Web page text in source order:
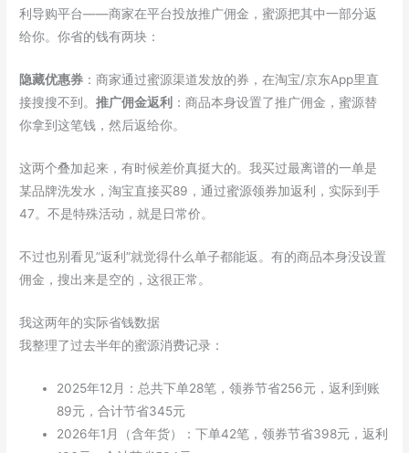
利导购平台——商家在平台投放推广佣金，蜜源把其中一部分返
给你。你省的钱有两块：
隐藏优惠券 ：商家通过蜜源渠道发放的券，在淘宝/京东App里直
接搜搜不到。推广佣金返利 ：商品本身设置了推广佣金，蜜源替
你拿到这笔钱，然后返给你。
这两个叠加起来，有时候差价真挺大的。我买过最离谱的一单是
某品牌洗发水，淘宝直接买89，通过蜜源领券加返利，实际到手
47。不是特殊活动，就是日常价。
不过也别看见”返利”就觉得什么单子都能返。有的商品本身没设置
佣金，搜出来是空的，这很正常。
我这两年的实际省钱数据
我整理了过去半年的蜜源消费记录：
2025年12月：总共下单28笔，领券节省256元，返利到账
89元，合计节省345元
2026年1月（含年货）：下单42笔，领券节省398元，返利